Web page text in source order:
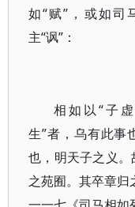
如“赋”，或如司
主“讽”：
相如以“子
生”者，乌有此事
也，明天子之义
之苑囿。其卒章